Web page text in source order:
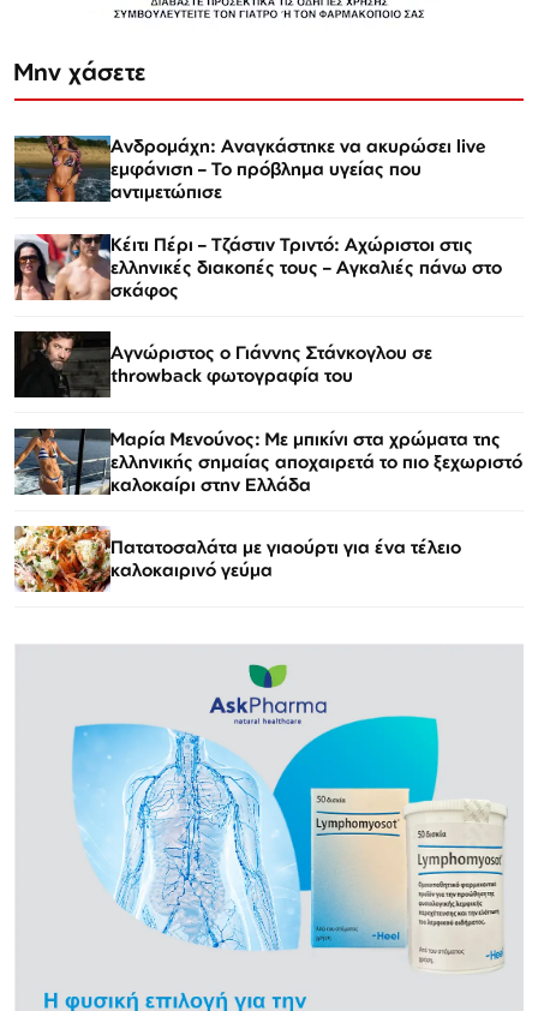
Μην χάσετε
Ανδρομάχη: Αναγκάστηκε να ακυρώσει live
εμφάνιση – Το πρόβλημα υγείας που
αντιμετώπισε
Κέιτι Πέρι – Τζάστιν Τριντό: Αχώριστοι στις
ελληνικές διακοπές τους – Αγκαλιές πάνω στο
σκάφος
Αγνώριστος ο Γιάννης Στάνκογλου σε
throwback φωτογραφία του
Μαρία Μενούνος: Με μπικίνι στα χρώματα της
ελληνικής σημαίας αποχαιρετά το πιο ξεχωριστό
καλοκαίρι στην Ελλάδα
Πατατοσαλάτα με γιαούρτι για ένα τέλειο
καλοκαιρινό γεύμα